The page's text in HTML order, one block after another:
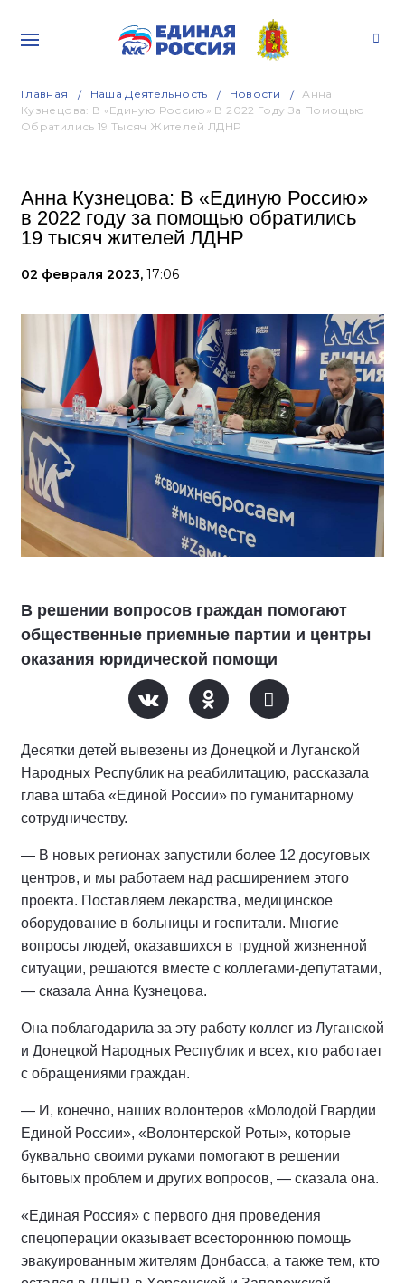
Главная Наша Деятельность Новости
Анна
Кузнецова: В «Единую Россию» В 2022 Году За Помощью
Обратились 19 Тысяч Жителей ЛДНР
Анна Кузнецова: В «Единую Россию»
в 2022 году за помощью обратились
19 тысяч жителей ЛДНР
02 февраля 2023, 17:06
В решении вопросов граждан помогают
общественные приемные партии и центры
оказания юридической помощи
Десятки детей вывезены из Донецкой и Луганской
Народных Республик на реабилитацию, рассказала
глава штаба «Единой России» по гуманитарному
сотрудничеству.
— В новых регионах запустили более 12 досуговых
центров, и мы работаем над расширением этого
проекта. Поставляем лекарства, медицинское
оборудование в больницы и госпитали. Многие
вопросы людей, оказавшихся в трудной жизненной
ситуации, решаются вместе с коллегами-депутатами,
— сказала Анна Кузнецова.
Она поблагодарила за эту работу коллег из Луганской
и Донецкой Народных Республик и всех, кто работает
с обращениями граждан.
— И, конечно, наших волонтеров «Молодой Гвардии
Единой России», «Волонтерской Роты», которые
буквально своими руками помогают в решении
бытовых проблем и других вопросов, — сказала она.
«Единая Россия» с первого дня проведения
спецоперации оказывает всестороннюю помощь
эвакуированным жителям Донбасса, а также тем, кто